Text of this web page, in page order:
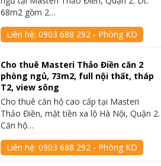
68m2 gồm 2…
Liên hệ:0903 688 292 - Phòng KD
Cho thuê Masteri Thảo Điền căn 2
phòng ngủ, 73m2, full nội thất, tháp
T2, view sông
Cho thuê căn hộ cao cấp tại Masteri
Thảo Điền, mặt tiền xa lộ Hà Nội, Quận 2.
Căn hộ…
Liên hệ:0903 688 292 - Phòng KD